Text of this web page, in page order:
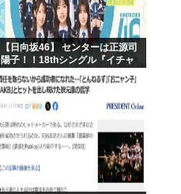
【日向坂46】 センターは正源司
陽子！！18thシングル『イチャ
が発表される！